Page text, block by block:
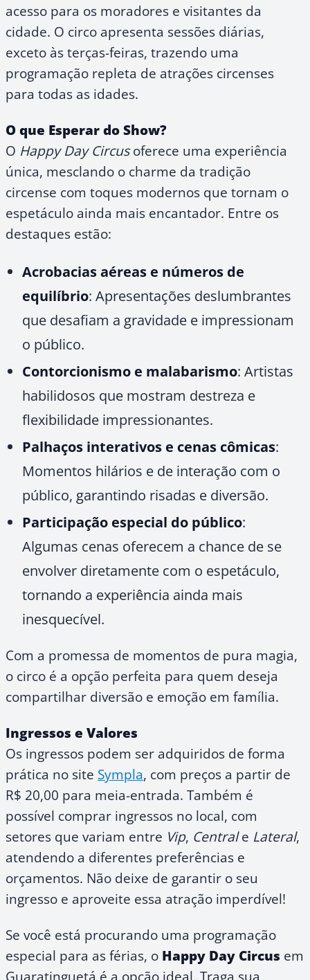
acesso para os moradores e visitantes da
cidade. O circo apresenta sessões diárias,
exceto às terças-feiras, trazendo uma
programação repleta de atrações circenses
para todas as idades.
O que Esperar do Show?
O Happy Day Circusoferece uma experiência
única, mesclando o charme da tradição
circense com toques modernos que tornam o
espetáculo ainda mais encantador. Entre os
destaques estão:
Acrobacias aéreas e números de
equilíbrio: Apresentações deslumbrantes
que desafiam a gravidade e impressionam
o público.
Contorcionismo e malabarismo: Artistas
habilidosos que mostram destreza e
flexibilidade impressionantes.
Palhaços interativos e cenas cômicas:
Momentos hilários e de interação com o
público, garantindo risadas e diversão.
Participação especial do público:
Algumas cenas oferecem a chance de se
envolver diretamente com o espetáculo,
tornando a experiência ainda mais
inesquecível.
Com a promessa de momentos de pura magia,
o circo é a opção perfeita para quem deseja
compartilhar diversão e emoção em família.
Ingressos e Valores
Os ingressos podem ser adquiridos de forma
prática no site Sympla, com preços a partir de
R$ 20,00 para meia-entrada. Também é
possível comprar ingressos no local, com
setores que variam entre Vip, Centrale Lateral,
atendendo a diferentes preferências e
orçamentos. Não deixe de garantir o seu
ingresso e aproveite essa atração imperdível!
Se você está procurando uma programação
especial para as férias, o Happy Day Circus em
Guaratinguetá é a opção ideal. Traga sua